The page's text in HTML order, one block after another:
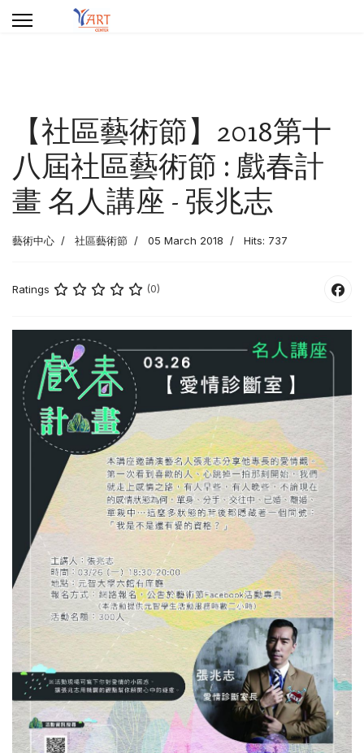
【社區藝術節】2018第十
八屆社區藝術節 : 戲春計
畫 名人講座 - 張兆志
藝術中心 社區藝術節 05 March 2018 Hits: 737
Ratings (0)